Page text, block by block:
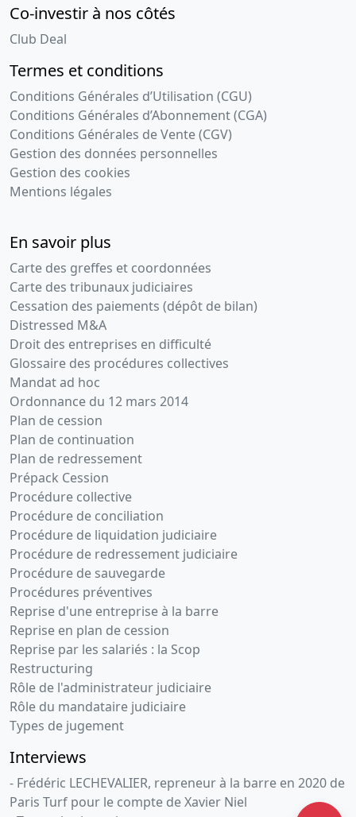
Co-investir à nos côtés
Club Deal
Termes et conditions
Conditions Générales d’Utilisation (CGU)
Conditions Générales d’Abonnement (CGA)
Conditions Générales de Vente (CGV)
Gestion des données personnelles
Gestion des cookies
Mentions légales
En savoir plus
Carte des greffes et coordonnées
Carte des tribunaux judiciaires
Cessation des paiements (dépôt de bilan)
Distressed M&A
Droit des entreprises en difficulté
Glossaire des procédures collectives
Mandat ad hoc
Ordonnance du 12 mars 2014
Plan de cession
Plan de continuation
Plan de redressement
Prépack Cession
Procédure collective
Procédure de conciliation
Procédure de liquidation judiciaire
Procédure de redressement judiciaire
Procédure de sauvegarde
Procédures préventives
Reprise d'une entreprise à la barre
Reprise en plan de cession
Reprise par les salariés : la Scop
Restructuring
Rôle de l'administrateur judiciaire
Rôle du mandataire judiciaire
Types de jugement
Interviews
- Frédéric LECHEVALIER, repreneur à la barre en 2020 de
Paris Turf pour le compte de Xavier Niel